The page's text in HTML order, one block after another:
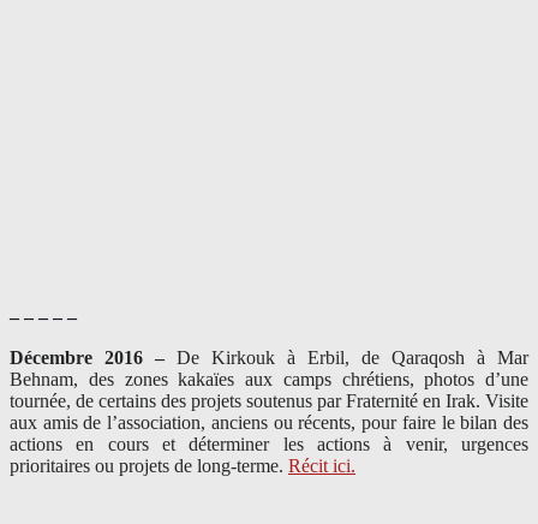
– – – – –
Décembre 2016 – De Kirkouk à Erbil, de Qaraqosh à Mar
Behnam, des zones kakaïes aux camps chrétiens, photos d’une
tournée, de certains des projets soutenus par Fraternité en Irak. Visite
aux amis de l’association, anciens ou récents, pour faire le bilan des
actions en cours et déterminer les actions à venir, urgences
prioritaires ou projets de long-terme. Récit ici.